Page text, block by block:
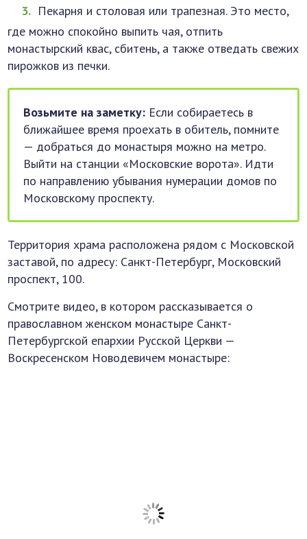
Пекарня и столовая или трапезная. Это место,
где можно спокойно выпить чая, отпить
монастырский квас, сбитень, а также отведать свежих
пирожков из печки.
Возьмите на заметку: Если собираетесь в
ближайшее время проехать в обитель, помните
— добраться до монастыря можно на метро.
Выйти на станции «Московские ворота». Идти
по направлению убывания нумерации домов по
Московскому проспекту.
Территория храма расположена рядом с Московской
заставой, по адресу: Санкт-Петербург, Московский
проспект, 100.
Смотрите видео, в котором рассказывается о
православном женском монастыре Санкт-
Петербургской епархии Русской Церкви —
Воскресенском Новодевичем монастыре: